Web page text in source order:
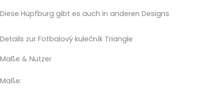
Diese Hüpfburg gibt es auch in anderen Designs
Details zur Fotbalový kulečník Triangle
Maße & Nutzer
Maße: